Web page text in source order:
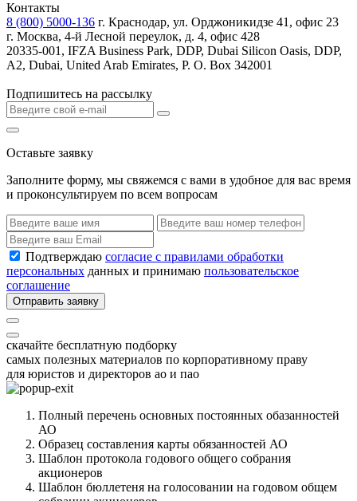
Контакты
8 (800) 5000-136 г. Краснодар, ул. Орджоникидзе 41, офис 23
г. Москва, 4-й Лесной переулок, д. 4, офис 428
20335-001, IFZA Business Park, DDP, Dubai Silicon Oasis, DDP,
A2, Dubai, United Arab Emirates, P. O. Box 342001
Подпишитесь на рассылку
Оставьте заявку
Заполните форму, мы свяжемся с вами в удобное для вас время
и проконсультируем по всем вопросам
Подтверждаю согласие с правилами обработки
персональных данных и принимаю пользовательское
соглашение
Отправить заявку
скачайте бесплатную подборку
самых полезных материалов по корпоративному праву
для юристов и директоров ао и пао
Полный перечень основных постоянных обазанностей
АО
Образец составления карты обязанностей АО
Шаблон протокола годового общего собрания
акционеров
Шаблон бюллетеня на голосовании на годовом общем